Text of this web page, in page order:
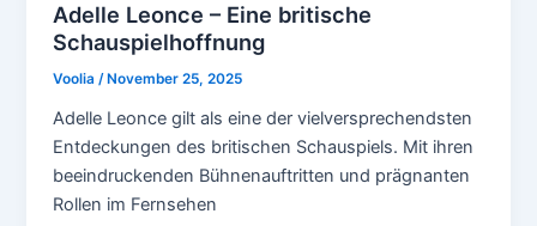
Adelle Leonce – Eine britische
Schauspielhoffnung
Voolia/ November 25, 2025
Adelle Leonce gilt als eine der vielversprechendsten
Entdeckungen des britischen Schauspiels. Mit ihren
beeindruckenden Bühnenauftritten und prägnanten
Rollen im Fernsehen